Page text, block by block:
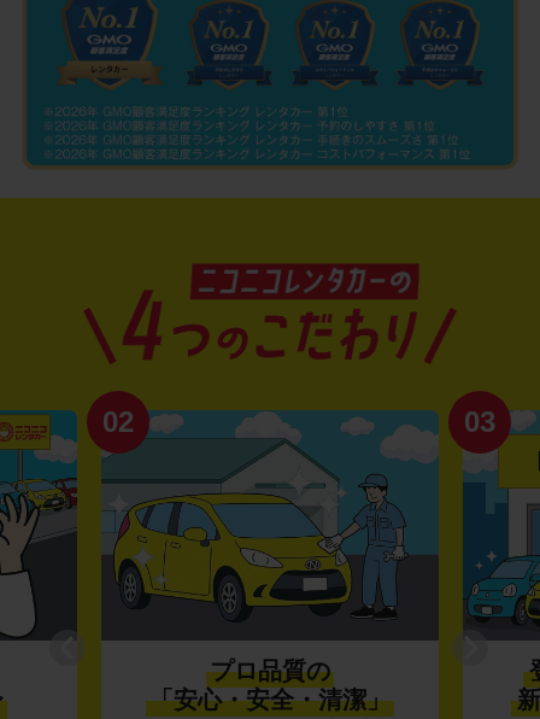
02
プロ品質の
「安心・安全・清潔」
03